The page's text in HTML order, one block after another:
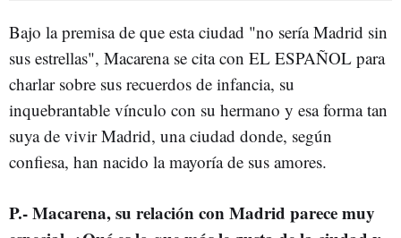
Bajo la premisa de que esta ciudad "no sería Madrid sin
sus estrellas", Macarena se cita con EL ESPAÑOL para
charlar sobre sus recuerdos de infancia, su
inquebrantable vínculo con su hermano y esa forma tan
suya de vivir Madrid, una ciudad donde, según
confiesa, han nacido la mayoría de sus amores.
P.- Macarena, su relación con Madrid parece muy